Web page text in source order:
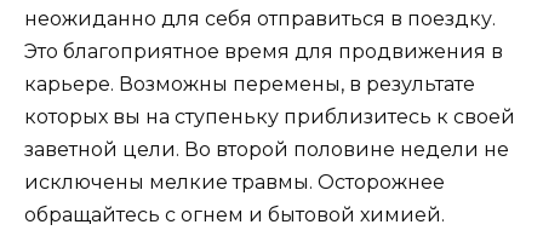
неожиданно для себя отправиться в поездку.
Это благоприятное время для продвижения в
карьере. Возможны перемены, в результате
которых вы на ступеньку приблизитесь к своей
заветной цели. Во второй половине недели не
исключены мелкие травмы. Осторожнее
обращайтесь с огнем и бытовой химией.